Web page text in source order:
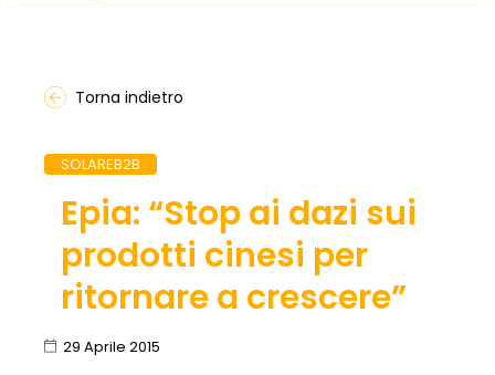
Torna indietro
SOLAREB2B
Epia: “Stop ai dazi sui
prodotti cinesi per
ritornare a crescere”
29 Aprile 2015